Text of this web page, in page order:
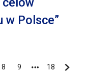
w Polsce”
Strona
8
Strona
9
Ostatnia
18